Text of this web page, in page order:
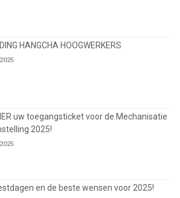
HANGCHA HOOGWERKERS
uw toegangsticket voor de Mechanisatie
2025!
en de beste wensen voor 2025!